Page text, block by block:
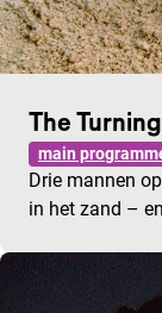
The
main
Drie mannen
in het zand –